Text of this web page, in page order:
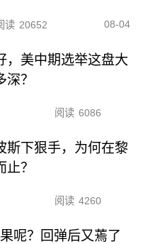
读 20652 08-04
，美中期选举这盘大
？
阅读 6086
斯下狠手，为何在黎
？
阅读 4260
呢？回弹后又蔫了